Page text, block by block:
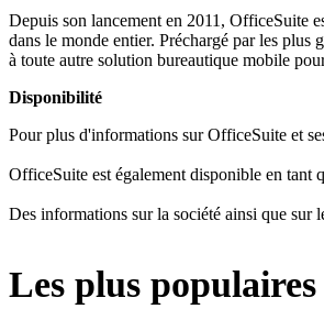
Depuis son lancement en 2011, OfficeSuite
dans le monde entier. Préchargé par les
à toute autre solution bureautique mobile
Disponibilité
Pour plus d'informations sur OfficeSuite et
OfficeSuite est également disponible en tant
Des informations sur la société ainsi que sur
Les plus populaires